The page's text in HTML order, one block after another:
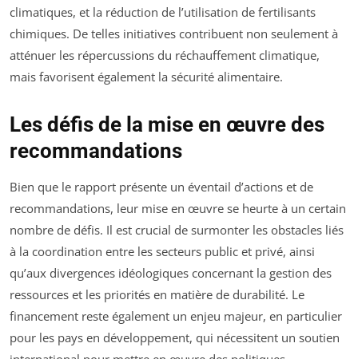
climatiques, et la réduction de l’utilisation de fertilisants
chimiques. De telles initiatives contribuent non seulement à
atténuer les répercussions du réchauffement climatique,
mais favorisent également la sécurité alimentaire.
Les défis de la mise en œuvre des
recommandations
Bien que le rapport présente un éventail d’actions et de
recommandations, leur mise en œuvre se heurte à un certain
nombre de défis. Il est crucial de surmonter les obstacles liés
à la coordination entre les secteurs public et privé, ainsi
qu’aux divergences idéologiques concernant la gestion des
ressources et les priorités en matière de durabilité. Le
financement reste également un enjeu majeur, en particulier
pour les pays en développement, qui nécessitent un soutien